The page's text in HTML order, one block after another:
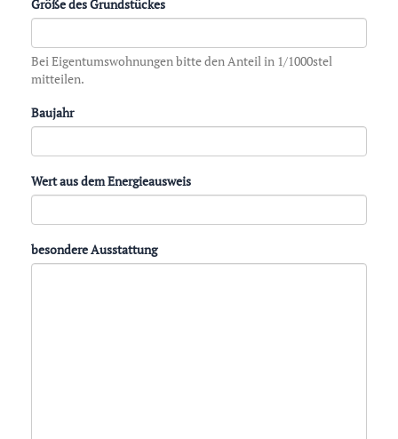
Größe des Grundstückes
Bei Eigentumswohnungen bitte den Anteil in 1/1000stel
mitteilen.
Baujahr
Wert aus dem Energieausweis
besondere Ausstattung